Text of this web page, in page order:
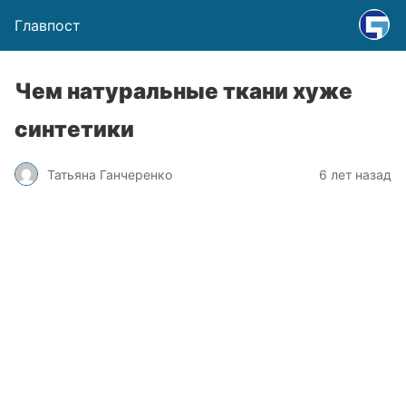
Главпост
Чем натуральные ткани хуже
синтетики
Татьяна Ганчеренко 6 лет назад